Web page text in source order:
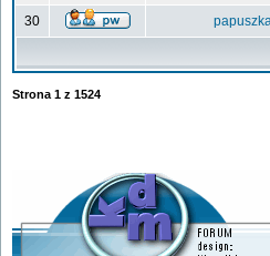
30
Strona 1 z 1524